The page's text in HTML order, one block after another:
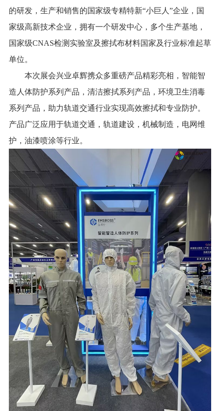
的研发，生产和销售的国家级专精特新“小巨人”企业，国
家级高新技术企业，拥有一个研发中心，多个生产基地，
国家级CNAS检测实验室及擦拭布材料国家及行业标准起草
单位。
本次展会兴业卓辉携众多重磅产品精彩亮相，智能智
造人体防护系列产品，清洁擦拭系列产品，环境卫生消毒
系列产品，助力轨道交通行业实现高效擦拭和专业防护。
产品广泛应用于轨道交通，轨道建设，机械制造，电网维
护，油漆喷涂等行业。